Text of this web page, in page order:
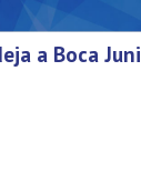
a Boca